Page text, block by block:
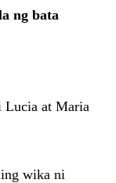
ng bata
Lucia at Maria
wika ni